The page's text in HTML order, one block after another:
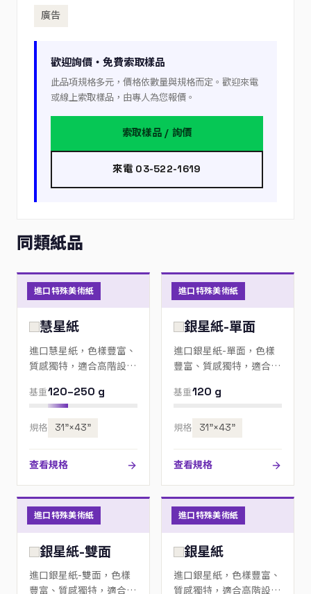
廣告
歡迎詢價・免費索取樣品
此品項規格多元，價格依數量與規格而定。歡迎來電
或線上索取樣品，由專人為您報價。
索取樣品 / 詢價
來電 03-522-1619
同類紙品
進口特殊美術紙
慧星紙
進口慧星紙，色樣豐富、
質感獨特，適合高階設
來電指定色號。
基重120–250 g
規格 31”×43”
查看規格
進口特殊美術紙
銀星紙-單面
進口銀星紙-單面，色樣
豐富、質感獨特，適合高
歡迎來電指定色號。
基重120 g
規格 31”×43”
查看規格
進口特殊美術紙
銀星紙-雙面
進口銀星紙-雙面，色樣
豐富、質感獨特，適合高
進口特殊美術紙
銀星紙
進口銀星紙，色樣豐富、
質感獨特，適合高階設